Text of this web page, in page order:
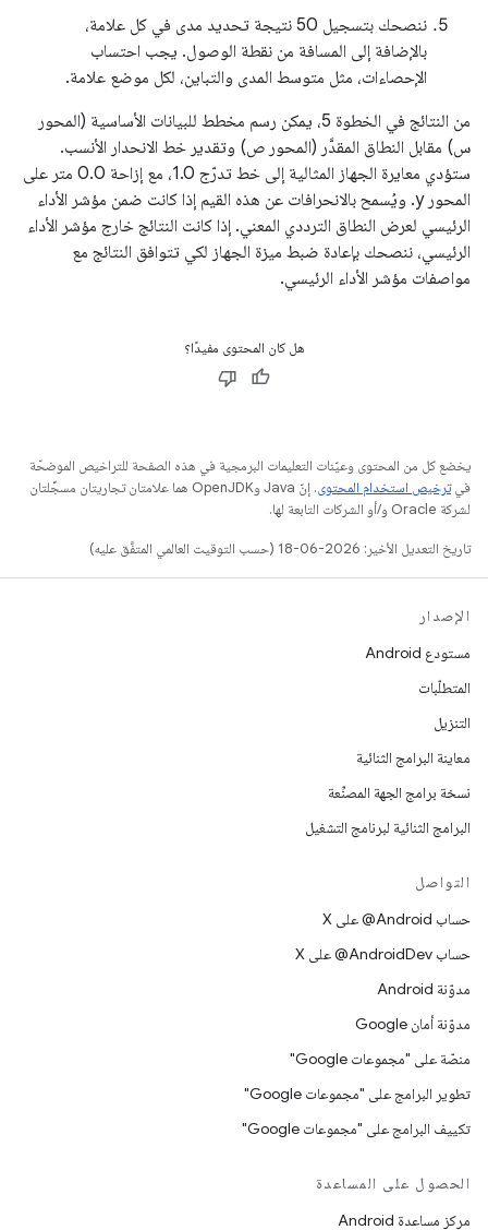
ننصحك بتسجيل 50 نتيجة تحديد مدى في كل علامة،
بالإضافة إلى المسافة من نقطة الوصول. يجب احتساب
الإحصاءات، مثل متوسط المدى والتباين، لكل موضع علامة.
من النتائج في الخطوة 5، يمكن رسم مخطط للبيانات الأساسية (المحور
س) مقابل النطاق المقدَّر (المحور ص) وتقدير خط الانحدار الأنسب.
ستؤدي معايرة الجهاز المثالية إلى خط تدرّج 1.0، مع إزاحة 0.0 متر على
المحور y. ويُسمح بالانحرافات عن هذه القيم إذا كانت ضمن مؤشر الأداء
الرئيسي لعرض النطاق الترددي المعني. إذا كانت النتائج خارج مؤشر الأداء
الرئيسي، ننصحك بإعادة ضبط ميزة الجهاز لكي تتوافق النتائج مع
مواصفات مؤشر الأداء الرئيسي.
هل كان المحتوى مفيدًا؟
يخضع كل من المحتوى وعيّنات التعليمات البرمجية في هذه الصفحة للتراخيص الموضحّة
فيترخيص استخدام المحتوى
. إنّ Java وOpenJDK هما علامتان تجاريتان مسجَّلتان
لشركة Oracle و/أو الشركات التابعة لها.
تاريخ التعديل الأخير: 2026-06-18 (حسب التوقيت العالمي المتفَّق عليه)
الإصدار
مستودع Android
المتطلّبات
التنزيل
معاينة البرامج الثنائية
نسخة برامج الجهة المصنِّعة
البرامج الثنائية لبرنامج التشغيل
التواصل
حساب ‎@Android على X
حساب ‎@AndroidDev على X
مدوّنة Android
مدوّنة أمان Google
منصّة على "مجموعات Google"
تطوير البرامج على "مجموعات Google"
تكييف البرامج على "مجموعات Google"
الحصول على المساعدة
مركز مساعدة Android